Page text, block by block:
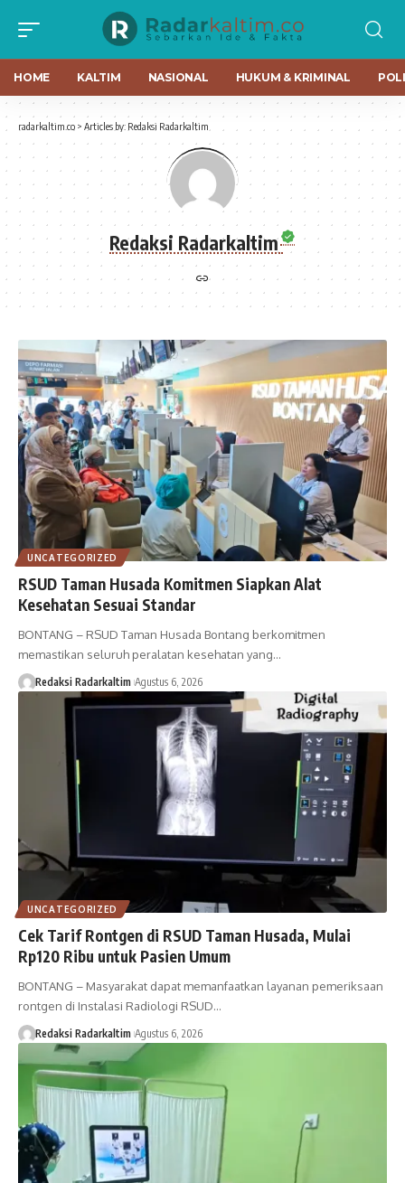
HOME KALTIM NASIONAL HUKUM & KRIMINAL
radarkaltim.co > Articles by: Redaksi Radarkaltim
Redaksi Radarkaltim
UNCATEGORIZED
RSUD Taman Husada Komitmen Siapkan Alat
Kesehatan Sesuai Standar
BONTANG – RSUD Taman Husada Bontang berkomitmen
memastikan seluruh peralatan kesehatan yang…
Redaksi Radarkaltim Agustus 6, 2026
UNCATEGORIZED
Cek Tarif Rontgen di RSUD Taman Husada, Mulai
Rp120 Ribu untuk Pasien Umum
BONTANG – Masyarakat dapat memanfaatkan layanan pemeriksaan
rontgen di Instalasi Radiologi RSUD…
Redaksi Radarkaltim Agustus 6, 2026